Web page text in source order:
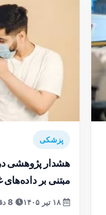
پزشکی
هشدار پژوهشی
مبتنی بر